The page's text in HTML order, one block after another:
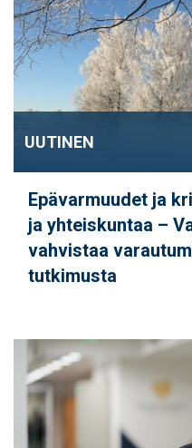
UUTINEN
Epävarmuudet ja
ja yhteiskuntaa –
vahvistaa
tutkimusta